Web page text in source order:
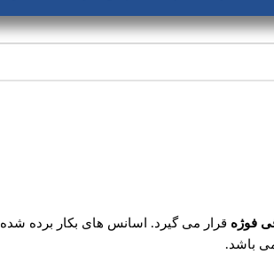
فوژه قرار می گیرد. اسانس های بکار برده شده
باشد.